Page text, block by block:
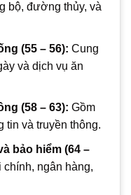
bộ, đường thủy, và
(55 – 56): Cung
và dịch vụ ăn
(58 – 63): Gồm
tin và truyền thông.
bảo hiểm (64 –
chính, ngân hàng,